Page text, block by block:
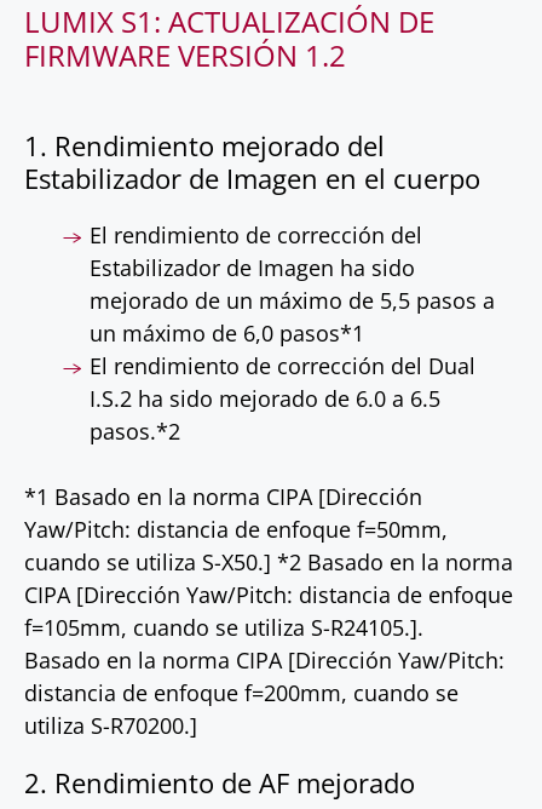
LUMIX S1: ACTUALIZACIÓN DE
FIRMWARE VERSIÓN 1.2
1. Rendimiento mejorado del
Estabilizador de Imagen en el cuerpo
El rendimiento de corrección del
Estabilizador de Imagen ha sido
mejorado de un máximo de 5,5 pasos a
un máximo de 6,0 pasos*1
El rendimiento de corrección del Dual
I.S.2 ha sido mejorado de 6.0 a 6.5
pasos.*2
*1 Basado en la norma CIPA [Dirección
Yaw/Pitch: distancia de enfoque f=50mm,
cuando se utiliza S-X50.] *2 Basado en la norma
CIPA [Dirección Yaw/Pitch: distancia de enfoque
f=105mm, cuando se utiliza S-R24105.].
Basado en la norma CIPA [Dirección Yaw/Pitch:
distancia de enfoque f=200mm, cuando se
utiliza S-R70200.]
2. Rendimiento de AF mejorado